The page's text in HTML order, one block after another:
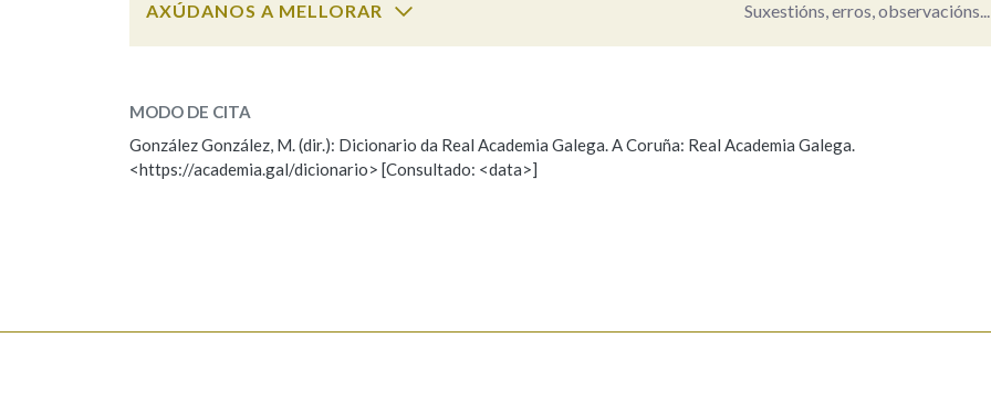
AXÚDANOS A MELLORAR Suxestións, erros, observacións...
ESCOLLE UNHA OPCIÓN:
Observación Hai un erro na palabra Propoño mellorar a definición
MODO DE CITA
González González, M. (dir.): Dicionario da Real Academia Galega. A Coruña: Real Academia Galega.
<https://academia.gal/dicionario> [Consultado: <data>]